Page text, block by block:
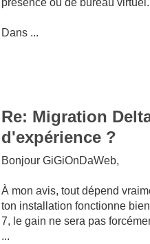
Dans ...
Re: Migration
d'expérience ?
Bonjour GiGiOnDaWeb,
À mon avis, tout dépend
ton installation fonctionne
7, le gain ne sera pas
...